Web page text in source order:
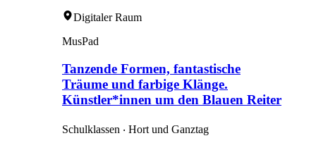
Digitaler Raum
MusPad
Tanzende Formen, fantastische
Träume und farbige Klänge.
Künstler*innen um den Blauen Reiter
Schulklassen ‧ Hort und Ganztag